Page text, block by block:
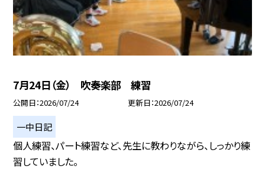
7月24日（金） 吹奏楽部 練習
公開日 2026/07/24 更新日 2026/07/24
一中日記
個人練習、パート練習など、先生に教わりながら、しっかり練
習していました。